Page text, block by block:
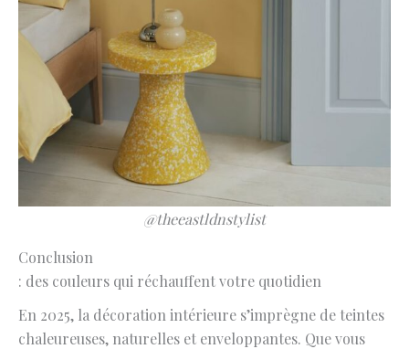
@theeastldnstylist
Conclusion
: des couleurs qui réchauffent votre quotidien
En 2025, la décoration intérieure s’imprègne de teintes
chaleureuses, naturelles et enveloppantes. Que vous